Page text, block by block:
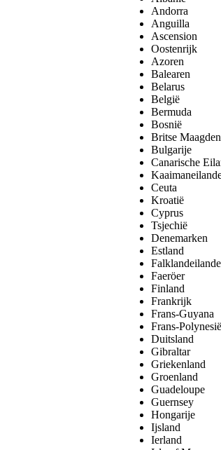
Andorra
Anguilla
Ascension
Oostenrijk
Azoren
Balearen
Belarus
België
Bermuda
Bosnië
Britse
Bulgarije
Canarische
Ceuta
Kroatië
Cyprus
Tsjechië
Denemarken
Estland
Faeröer
Finland
Frankrijk
Frans-Guyana
Frans-Polynesië
Duitsland
Gibraltar
Griekenland
Groenland
Guadeloupe
Guernsey
Hongarije
Ijsland
Ierland